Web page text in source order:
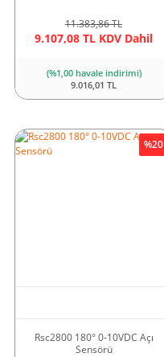
11.383,86 TL
9.107,08 TL KDV Dahil
(%1,00 havale indirimi)
9.016,01 TL
Rsc2800 180° 0-10VDC Açı
Sensörü
%20